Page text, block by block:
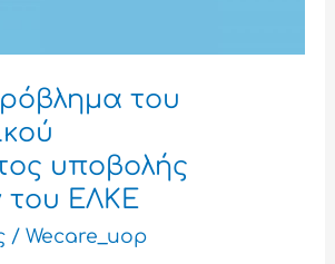
του
υποβολής
του ΕΛΚΕ
/ Wecare_uop